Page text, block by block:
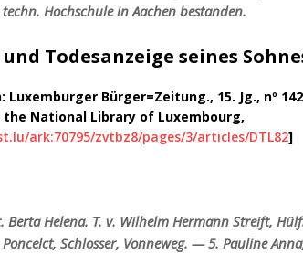
Hochschule in Aachen bestanden.
Todesanzeige seines
Luxemburger Bürger=Zeitung., 15. Jg., nº 142
National Library of Luxembourg,
ark:70795/zvtbz8/pages/3/articles/DTL82]
Berta Helena. T. v. Wilhelm Hermann Streift,
Schlosser, Vonneweg. — 5. Pauline